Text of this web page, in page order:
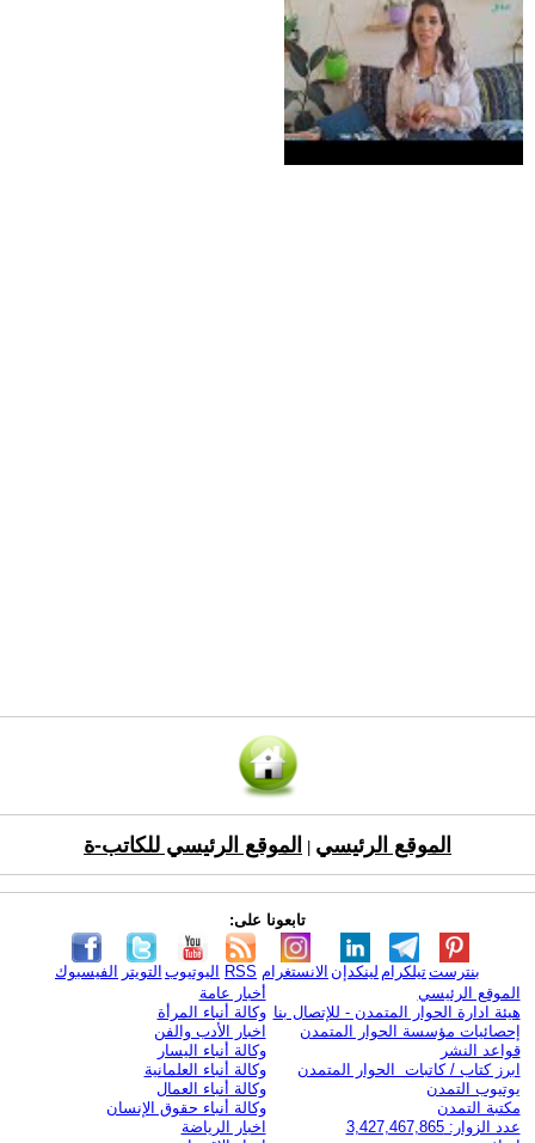
الموقع الرئيسي الموقع الرئيسي للكاتب-ة
تابعونا على:
الفيسبوك التويتر اليوتيوب RSS الانستغرام لينكدإن تيلكرامبنترست
الموقع الرئيسي
هيئة ادارة الحوار المتمدن - للإتصال بنا
إحصائيات مؤسسة الحوار المتمدن
قواعد النشر
ابرز كتاب / كاتبات الحوار المتمدن
يوتيوب التمدن
مكتبة التمدن
عدد الزوار: 3,427,467,865
أخبار عامة
وكالة أنباء المرأة
اخبار الأدب والفن
وكالة أنباء اليسار
وكالة أنباء العلمانية
وكالة أنباء العمال
وكالة أنباء حقوق الإنسان
اخبار الرياضة